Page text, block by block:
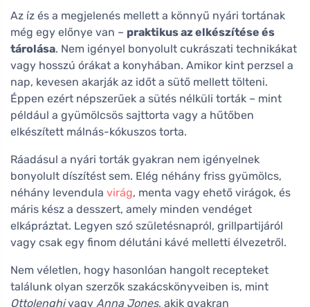
Az íz és a megjelenés mellett a könnyű nyári tortának
még egy előnye van – praktikus az elkészítése és
tárolása. Nem igényel bonyolult cukrászati technikákat
vagy hosszú órákat a konyhában. Amikor kint perzsel a
nap, kevesen akarják az időt a sütő mellett tölteni.
Éppen ezért népszerűek a sütés nélküli torták – mint
például a gyümölcsös sajttorta vagy a hűtőben
elkészített málnás-kókuszos torta.
Ráadásul a nyári torták gyakran nem igényelnek
bonyolult díszítést sem. Elég néhány friss gyümölcs,
néhány levendula virág, menta vagy ehető virágok, és
máris kész a desszert, amely minden vendéget
elkápráztat. Legyen szó születésnapról, grillpartijáról
vagy csak egy finom délutáni kávé melletti élvezetről.
Nem véletlen, hogy hasonlóan hangolt recepteket
találunk olyan szerzők szakácskönyveiben is, mint
Ottolenghivagy Anna Jones, akik gyakran